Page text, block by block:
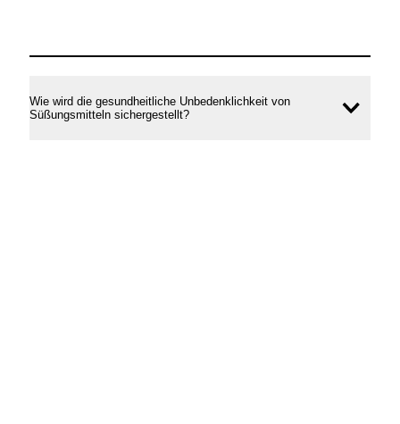
Wie wird die gesundheitliche Unbedenklichkeit von
Süßungsmitteln sichergestellt?